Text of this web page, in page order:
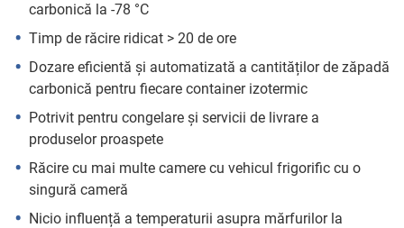
carbonică la -78 °C
Timp de răcire ridicat > 20 de ore
Dozare eficientă și automatizată a cantităților de zăpadă
carbonică pentru fiecare container izotermic
Potrivit pentru congelare și servicii de livrare a
produselor proaspete
Răcire cu mai multe camere cu vehicul frigorific cu o
singură cameră
Nicio influență a temperaturii asupra mărfurilor la